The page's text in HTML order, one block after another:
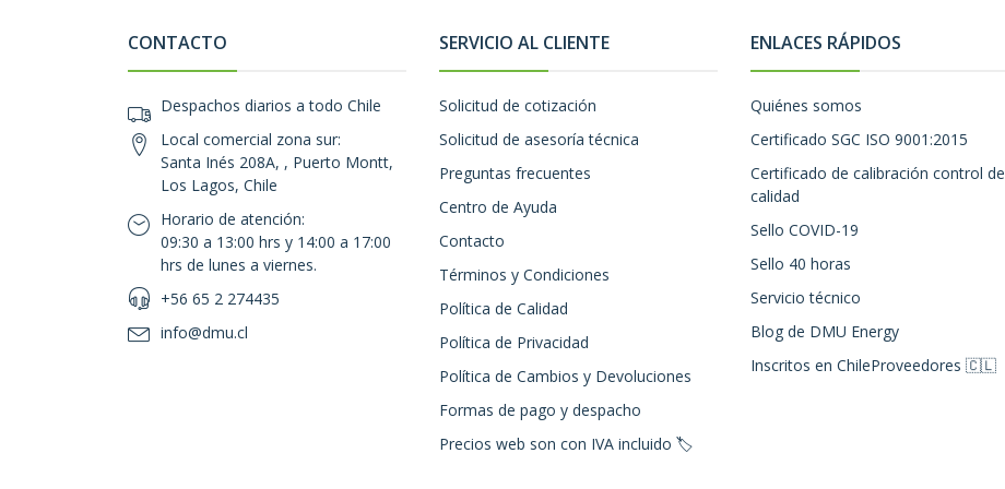
CONTACTO
Despachos diarios a todo Chile
Local comercial zona sur:
Santa Inés 208A, , Puerto Montt,
Los Lagos, Chile
Horario de atención:
09:30 a 13:00 hrs y 14:00 a 17:00
hrs de lunes a viernes.
+56 65 2 274435
info@dmu.cl
SERVICIO AL CLIENTE
Solicitud de cotización
Solicitud de asesoría técnica
Preguntas frecuentes
Centro de Ayuda
Contacto
Términos y Condiciones
Política de Calidad
Política de Privacidad
Política de Cambios y Devoluciones
Formas de pago y despacho
Precios web son con IVA incluido 🏷️
ENLACES RÁPIDOS
Quiénes somos
Certificado SGC ISO 9001:2015
Certificado de calibración control de
calidad
Sello COVID-19
Sello 40 horas
Servicio técnico
Blog de DMU Energy
Inscritos en ChileProveedores 🇨🇱